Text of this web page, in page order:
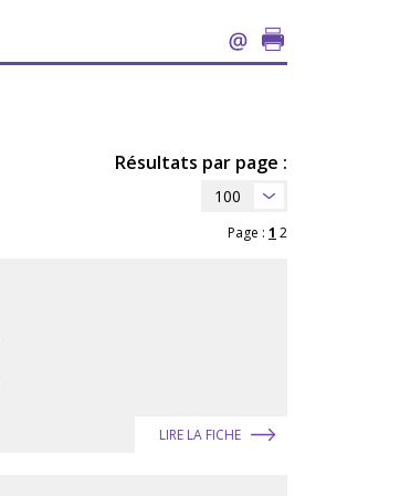
Résultats par page :
100
Page : 1 2
LIRE LA FICHE